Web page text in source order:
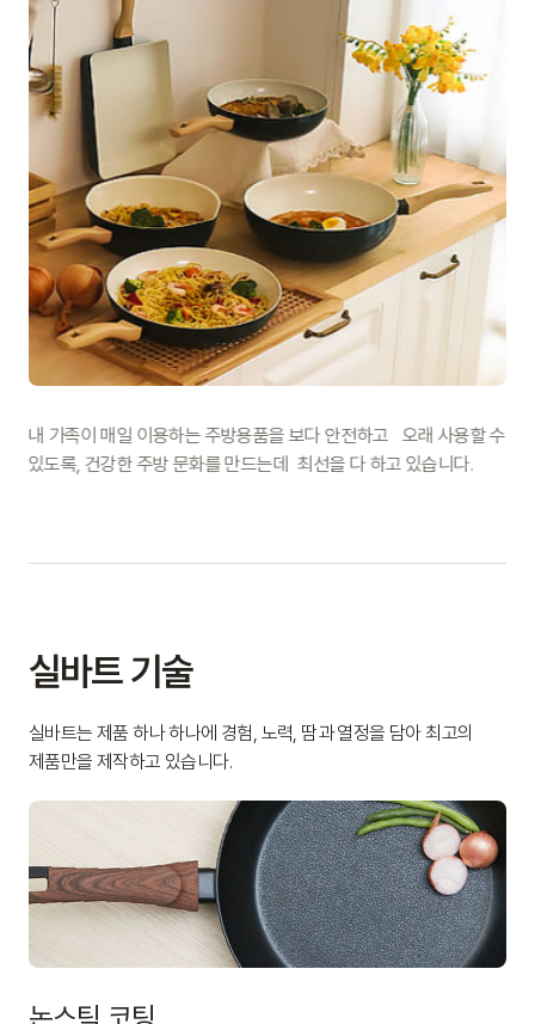
내 가족이 매일 이용하는 주방용품을 보다 안전하고 오래 사용할 수
있도록, 건강한 주방 문화를 만드는데
최선을 다 하고 있습니다.
실바트 기술
실바트는 제품 하나 하나에 경험, 노력, 땀과 열정을 담아 최고의
제품만을 제작하고 있습니다.